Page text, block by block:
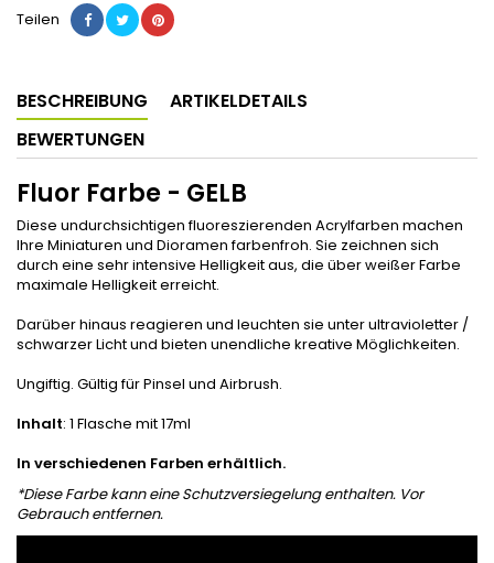
Teilen
BESCHREIBUNG
ARTIKELDETAILS
BEWERTUNGEN
Fluor Farbe - GELB
Diese undurchsichtigen fluoreszierenden Acrylfarben machen
Ihre Miniaturen und Dioramen farbenfroh. Sie zeichnen sich
durch eine sehr intensive Helligkeit aus, die über weißer Farbe
maximale Helligkeit erreicht.
Darüber hinaus reagieren und leuchten sie unter ultravioletter /
schwarzer Licht und bieten unendliche kreative Möglichkeiten.
Ungiftig. Gültig für Pinsel und Airbrush.
Inhalt: 1 Flasche mit 17ml
In verschiedenen Farben erhältlich.
*Diese Farbe kann eine Schutzversiegelung enthalten. Vor
Gebrauch entfernen.